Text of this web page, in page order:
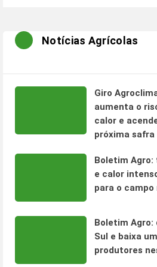
Notícias Agrícolas
Giro
aumenta o
calor e
próxima safra
Boletim Agro:
e calor
para o
Boletim Agro:
Sul e baixa
produtores